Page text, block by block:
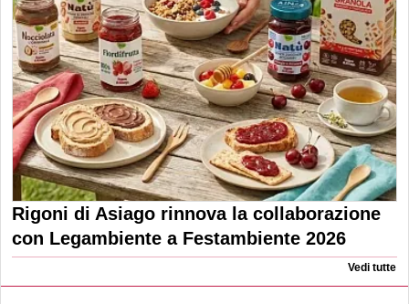
Rigoni di Asiago rinnova la collaborazione
con Legambiente a Festambiente 2026
Vedi tutte